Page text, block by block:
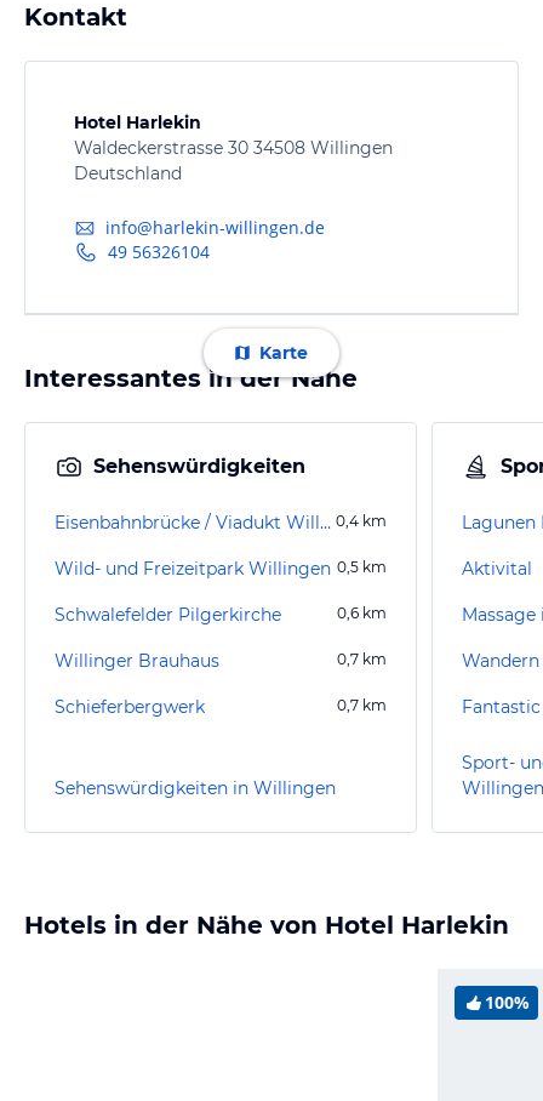
Kontakt
Hotel Harlekin
Waldeckerstrasse 30 34508 Willingen
Deutschland
info@harlekin-willingen.de
49 56326104
Karte
Interessantes in der Nähe
Sehenswürdigkeiten
Eisenbahnbrücke / Viadukt Willingen 0,4 km
Wild- und Freizeitpark Willingen 0,5 km
Schwalefelder Pilgerkirche 0,6 km
Willinger Brauhaus 0,7 km
Schieferbergwerk 0,7 km
Sehenswürdigkeiten in Willingen
Lagunen
Aktivital
Sport-
Willingen
Hotels in der Nähe von Hotel Harlekin
100%